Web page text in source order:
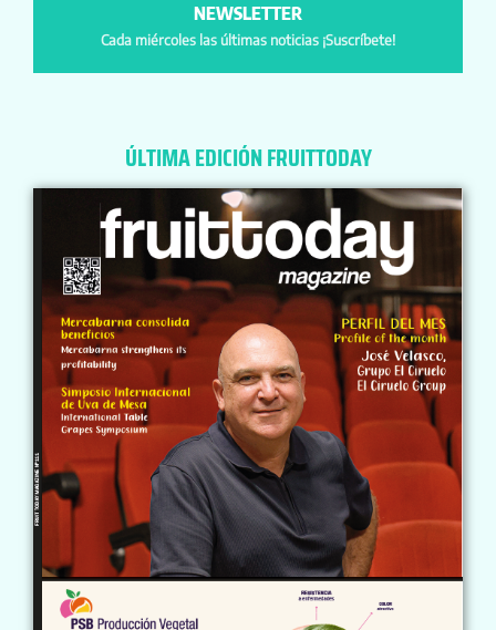
NEWSLETTER
Cada miércoles las últimas noticias ¡Suscríbete!
ÚLTIMA EDICIÓN FRUITTODAY